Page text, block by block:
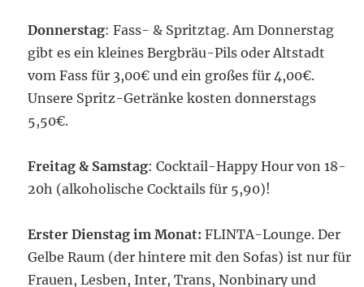
Donnerstag: Fass- & Spritztag. Am Donnerstag
gibt es ein kleines Bergbräu-Pils oder Altstadt
vom Fass für 3,00€ und ein großes für 4,00€.
Unsere Spritz-Getränke kosten donnerstags
5,50€.
Freitag & Samstag: Cocktail-Happy Hour von 18-
20h (alkoholische Cocktails für 5,90)!
Erster Dienstag im Monat: FLINTA-Lounge. Der
Gelbe Raum (der hintere mit den Sofas) ist nur für
Frauen, Lesben, Inter, Trans, Nonbinary und